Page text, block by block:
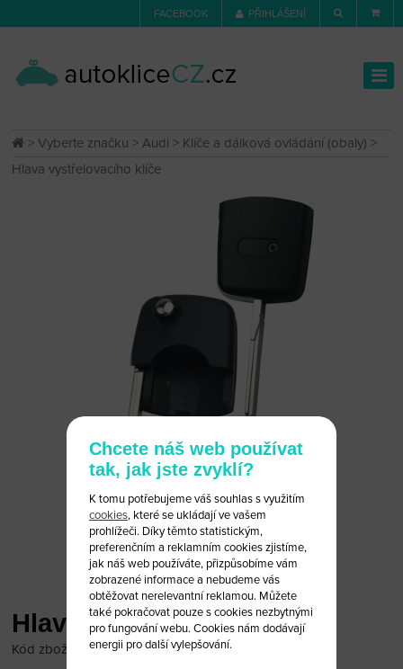
FACEBOOK PŘIHLÁŠENÍ
>Vyberte značku >Audi > Klíče a dálková ovládání (obaly) >
Hlava vystřelovacího klíče
Hlava vystřelovacího klíče
Kód zboží: Audi 36/43
Chcete náš web používat
tak, jak jste zvyklí?
K tomu potřebujeme váš souhlas s využitím
cookies, které se ukládají ve vašem
prohlížeči. Díky těmto statistickým,
preferenčním a reklamním cookies zjistíme,
jak náš web používáte, přizpůsobíme vám
zobrazené informace a nebudeme vás
obtěžovat nerelevantní reklamou. Můžete
také pokračovat pouze s cookies nezbytnými
pro fungování webu. Cookies nám dodávají
energii pro další vylepšování.